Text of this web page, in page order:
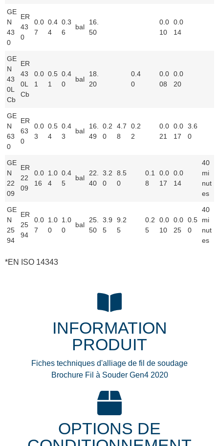
GE
N
43
0
ER
43
0
0.0
7
0.4
4
0.3
6
bal
16.
50
0.0
10
0.0
14
GE
N
43
0L
Cb
ER
43
0L
Cb
0.0
1
0.5
1
0.4
0
bal
18.
20
0.4
0
0.0
08
0.0
20
GE
N
63
0
ER
63
0
0.0
3
0.5
4
0.4
3
bal
16.
49
0.2
0
4.7
8
0.2
2
0.0
21
0.0
17
3.6
0
GE
N
22
09
ER
22
09
0.0
16
1.0
4
0.4
5
bal
22.
40
3.2
0
8.5
0
0.1
8
0.0
17
0.0
14
40
mi
nut
es
GE
N
25
94
ER
25
94
0.0
7
1.0
0
1.0
0
bal
25.
50
3.9
5
9.2
5
0.2
5
0.0
10
0.0
25
0.5
0
40
mi
nut
es
*EN ISO 14343
INFORMATION
PRODUIT
Fiches techniques d'alliage de fil de soudage
Brochure Fil à Souder Gen4 2020
OPTIONS DE